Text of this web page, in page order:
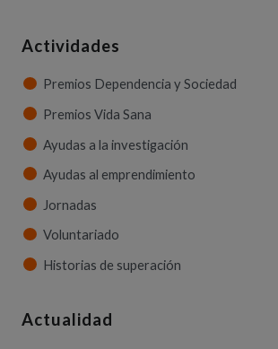
Actividades
Premios Dependencia y Sociedad
Premios Vida Sana
Ayudas a la investigación
Ayudas al emprendimiento
Jornadas
Voluntariado
Historias de superación
Actualidad